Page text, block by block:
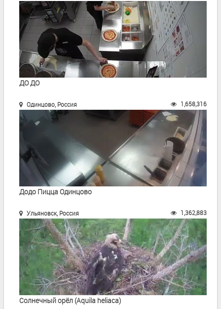
ДО ДО
Одинцово, Россия 1,658,316
Додо Пицца Одинцово
Ульяновск, Россия 1,362,883
Солнечный орёл (Aquila heliaca)